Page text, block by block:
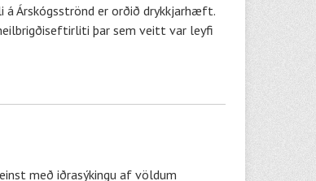
á Árskógsströnd er orðið drykkjarhæft.
þar sem veitt var leyfi
með iðrasýkingu af völdum